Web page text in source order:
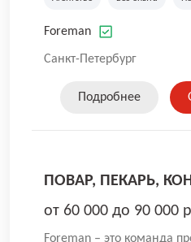
которых задействованы
всей России. В работе нашей компании
Если вы не нашли
все равно можете
Foreman
Санкт-Петербург
Подробнее
ПОВАР, ПЕКАРЬ,
от 60 000 до 90 000
Foreman – это команда